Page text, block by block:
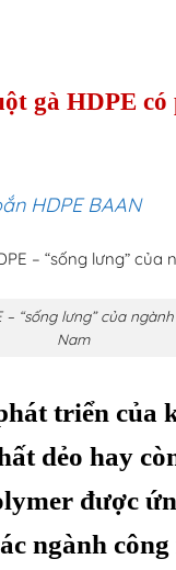
gà HDPE có
HDPE BAAN
– “sống lưng” của
Nam
triển của
dẻo hay
được
ngành công